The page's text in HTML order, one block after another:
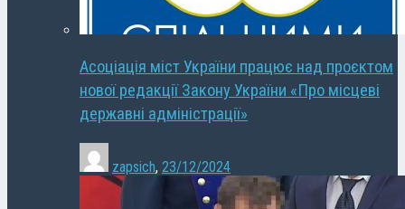
Асоціація міст України працює над проєктом
нової редакції Закону України «Про місцеві
державні адміністрації»
zapsich, 23/12/2024